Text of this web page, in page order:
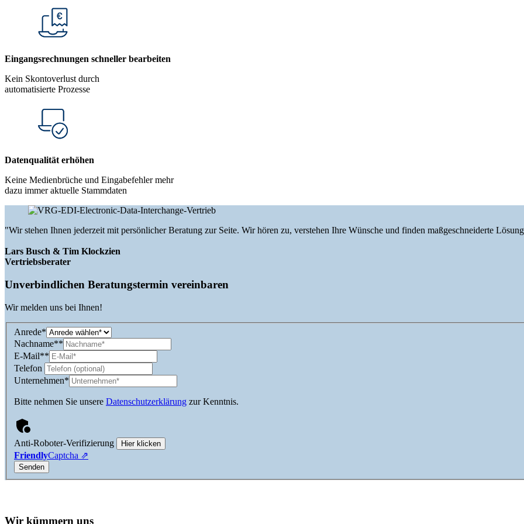
Eingangsrechnungen schneller bearbeiten
Kein Skontoverlust durch
automatisierte Prozesse
Datenqualität erhöhen
Keine Medienbrüche und Eingabefehler mehr
dazu immer aktuelle Stammdaten
"Wir stehen Ihnen jederzeit mit persönlicher Beratung zur Seite. Wir hören zu, verstehen Ihre Wünsche und finden maßgeschneiderte
Lars Busch & Tim Klockzien
Vertriebsberater
Unverbindlichen Beratungstermin vereinbaren
Wir melden uns bei Ihnen!
Anrede*
Nachname**
E-Mail**
Telefon
Unternehmen*
Bitte nehmen Sie unsere Datenschutzerklärung zur Kenntnis.
Anti-Roboter-Verifizierung Hier klicken
FriendlyCaptcha ⇗
Wir kümmern uns